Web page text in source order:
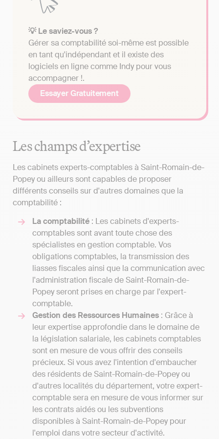
💡 Le saviez-vous ?
Gérer sa comptabilité soi-même est possible
en tant qu'indépendant et il existe des
logiciels en ligne comme Indy pour vous
accompagner !.
Essayer Gratuitement
Les champs d’expertise
Les cabinets experts-comptables à Saint-Romain-de-
Popey ou ailleurs sont capables de proposer
différents conseils sur d'autres domaines que la
comptabilité :
La comptabilité : Les cabinets d'experts-
comptables sont avant toute chose des
spécialistes en gestion comptable. Vos
obligations comptables, la transmission des
liasses fiscales ainsi que la communication avec
l'administration fiscale de Saint-Romain-de-
Popey seront prises en charge par l'expert-
comptable.
Gestion des Ressources Humaines : Grâce à
leur expertise approfondie dans le domaine de
la législation salariale, les cabinets comptables
sont en mesure de vous offrir des conseils
précieux. Si vous avez l'intention d'embaucher
des résidents de Saint-Romain-de-Popey ou
d'autres localités du département, votre expert-
comptable sera en mesure de vous informer sur
les contrats aidés ou les subventions
disponibles à Saint-Romain-de-Popey pour
l'emploi dans votre secteur d'activité.